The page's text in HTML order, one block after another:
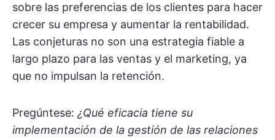
sobre las preferencias de los clientes para hacer
crecer su empresa y aumentar la rentabilidad.
Las conjeturas no son una estrategia fiable a
largo plazo para las ventas y el marketing, ya
que no impulsan la retención.
Pregúntese: ¿Qué eficacia tiene su
implementación de la gestión de las relaciones